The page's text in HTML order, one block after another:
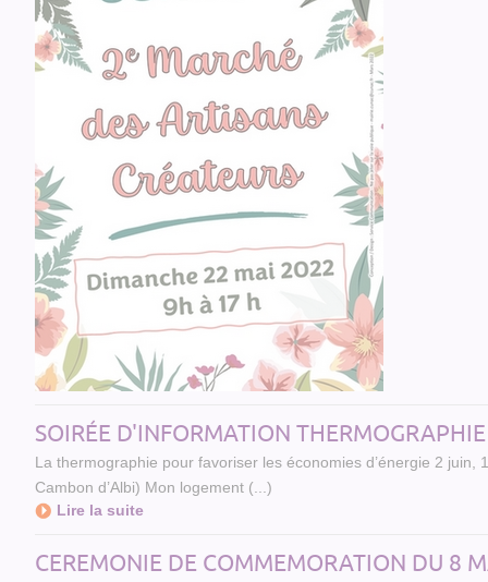
SOIRÉE D'INFORMATION
La thermographie pour favoriser les économies d’énergie 2
Cambon d’Albi) Mon logement (...)
Lire la suite
CEREMONIE DE COMMEMORATION DU 8